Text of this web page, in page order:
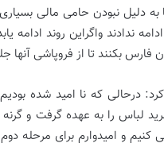
دلیل نبودن حامی مالی
ندادند واگراین روند
فارس بکنند تا از فروپاشی آنها
درحالی که نا امید شده
لباس را به عهده گرفت و
کنیم و امیدوارم برای مرحله